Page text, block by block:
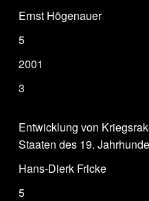
Ernst Högenauer
5
2001
3
Entwicklung von
Staaten des 19.
Hans-Dierk Fricke
5